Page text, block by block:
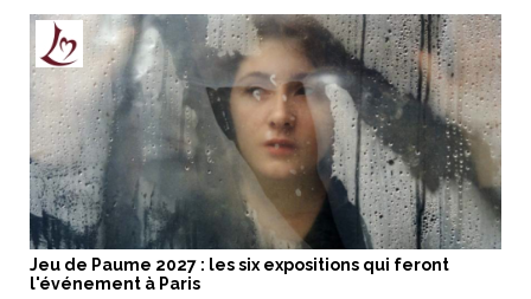
Jeu de Paume 2027 : les six expositions qui feront
l'événement à Paris